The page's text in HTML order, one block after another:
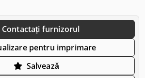
Contactați furnizorul
pentru imprimare
Salvează